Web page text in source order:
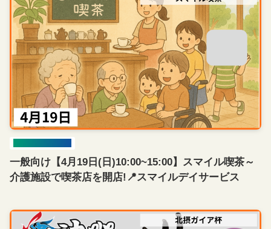
一般向け【4月19日(日)10:00~15:00】スマイル喫茶～
介護施設で喫茶店を開店!📍スマイルデイサービス